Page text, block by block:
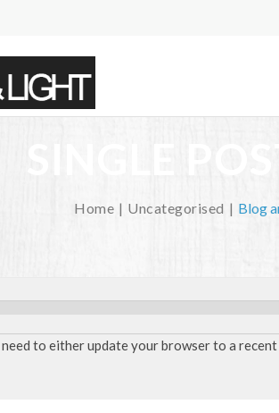
Home Uncategorised Blog
to either update your browser to a